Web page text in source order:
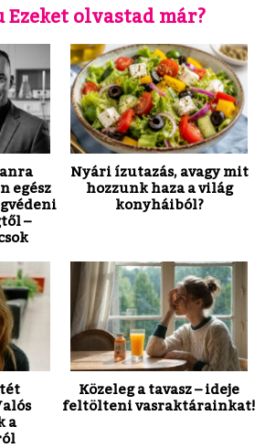
Ezeket olvastad már?
egész
–
Nyári ízutazás, avagy mit
hozzunk haza a világ
konyháiból?
a
Közeleg a tavasz – ideje
feltölteni vasraktárainkat!